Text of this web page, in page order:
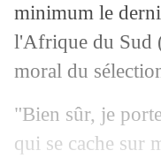
minimum le
l'Afrique du Sud
moral du
"Bien sûr, je
qui se cache sur
31/01 Afrique
31/01 Valence:
31/01 Coritiba: